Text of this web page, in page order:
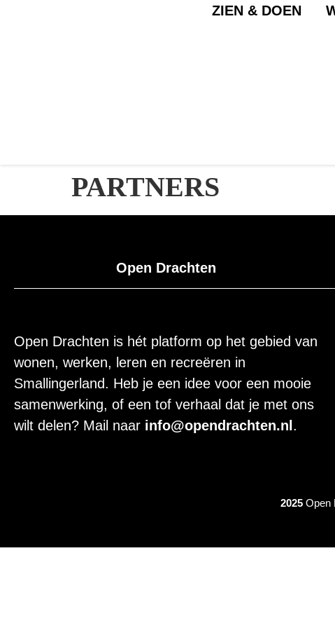
ZIEN & DOEN
PARTNERS
Open Drachten
Open Drachten is hét platform op het gebied van
wonen, werken, leren en recreëren in
Smallingerland. Heb je een idee voor een mooie
samenwerking, of een tof verhaal dat je met ons
wilt delen? Mail naar info@opendrachten.nl .
2025 Open